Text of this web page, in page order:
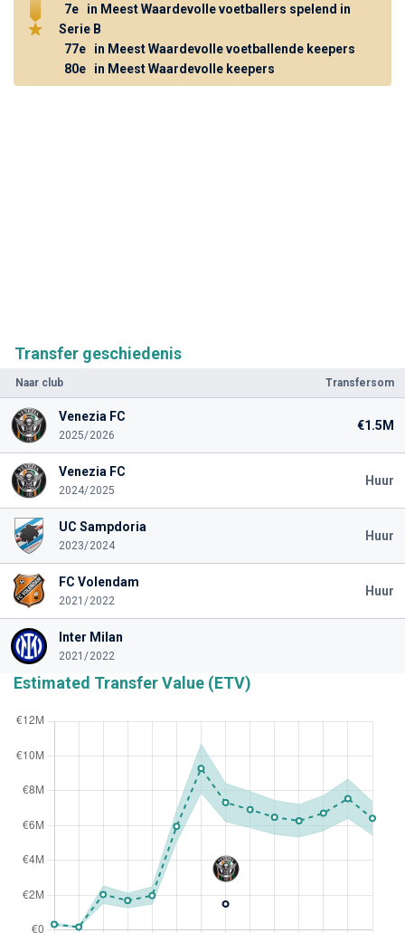
Transfer geschiedenis
Naar club Transfersom
Venezia FC
2025/2026
€1.5M
Venezia FC
2024/2025
Huur
UC Sampdoria
2023/2024
Huur
FC Volendam
2021/2022
Huur
Inter Milan
2021/2022
Estimated Transfer Value (ETV)
7e
in Meest Waardevolle voetballers spelend in
Serie B
77e
in Meest Waardevolle voetballende keepers
80e
in Meest Waardevolle keepers